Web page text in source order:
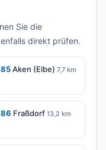
Sie die
direkt prüfen.
Aken (Elbe) 7,7 km
Fraßdorf 13,2 km